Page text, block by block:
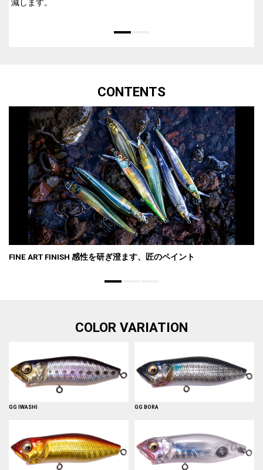
減します。
CONTENTS
FINE ART FINISH 感性を研ぎ澄ます、匠のペイント
COLOR VARIATION
GG IWASHI GG BORA